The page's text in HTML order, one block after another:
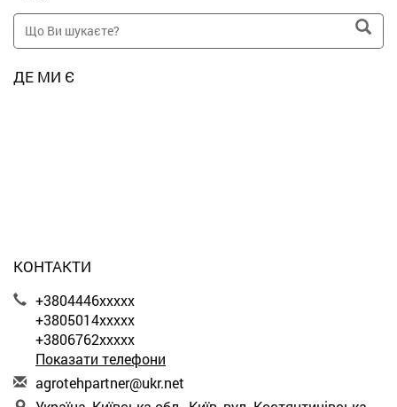
ДЕ МИ Є
КОНТАКТИ
+3804446xxxxx
+3805014xxxxx
+3806762xxxxx
Показати телефони
agrotehpartner@ukr.net